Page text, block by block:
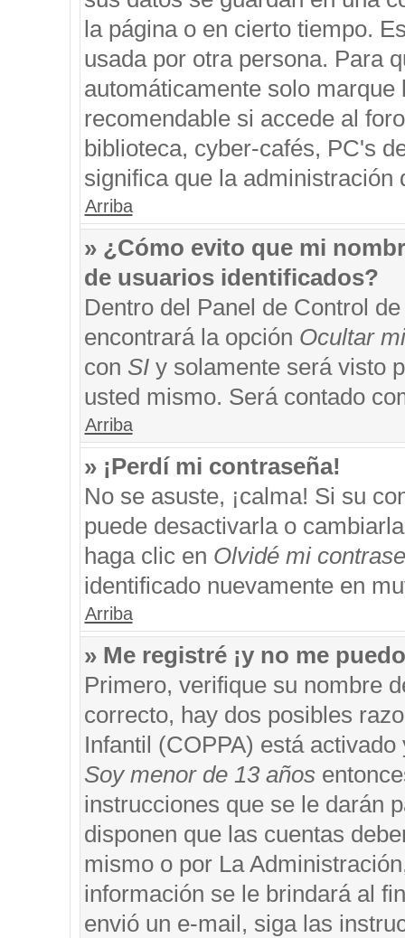
la página o en cierto tiempo.
usada por otra persona. Para
automáticamente solo
recomendable si accede al
biblioteca, cyber-cafés, PC's
significa que la administración
Arriba
» ¿Cómo evito que mi
de usuarios identificados?
Dentro del Panel de Control
encontrará la opción Ocultar
con SIy solamente será visto
usted mismo. Será contado
Arriba
» ¡Perdí mi contraseña!
No se asuste, ¡calma! Si su
puede desactivarla o
haga clic en Olvidé mi
identificado nuevamente en
Arriba
» Me registré ¡y no me
Primero, verifique su nombre
correcto, hay dos posibles
Infantil (COPPA) está
Soy menor de 13 años
instrucciones que se le darán
disponen que las cuentas
mismo o por La
información se le brindará al
envió un e-mail, siga las